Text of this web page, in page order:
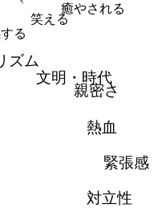
癒やされる
笑える
る
ズム
文明・時代
親密さ
熱血
緊張感
対立性